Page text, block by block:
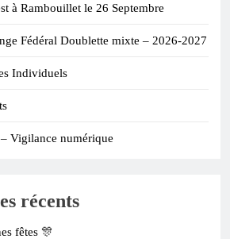
à Rambouillet le 26 Septembre
Fédéral Doublette mixte – 2026-2027
Individuels
Vigilance numérique
récents
fêtes 🎊